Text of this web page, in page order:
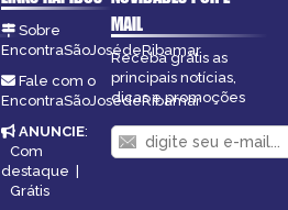
Sobre
EncontraSãoJosédeRibamar
Fale com o
EncontraSãoJosédeRibamar
ANUNCIE:
Com
destaque |
Grátis
MAIL
Receba grátis as
principais notícias,
dicas e promoções